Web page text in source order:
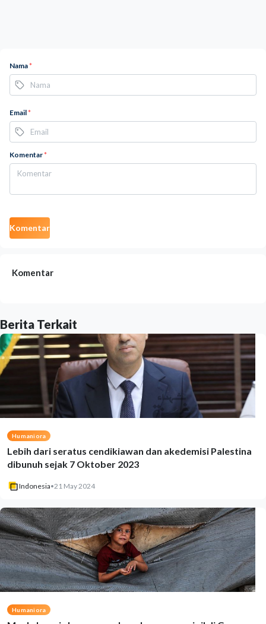
Nama*
Email*
Komentar*
Komentar
Komentar
Berita Terkait
Humaniora
Lebih dari seratus cendikiawan dan akedemisi Palestina
dibunuh sejak 7 Oktober 2023
Indonesia•21 May 2024
Humaniora